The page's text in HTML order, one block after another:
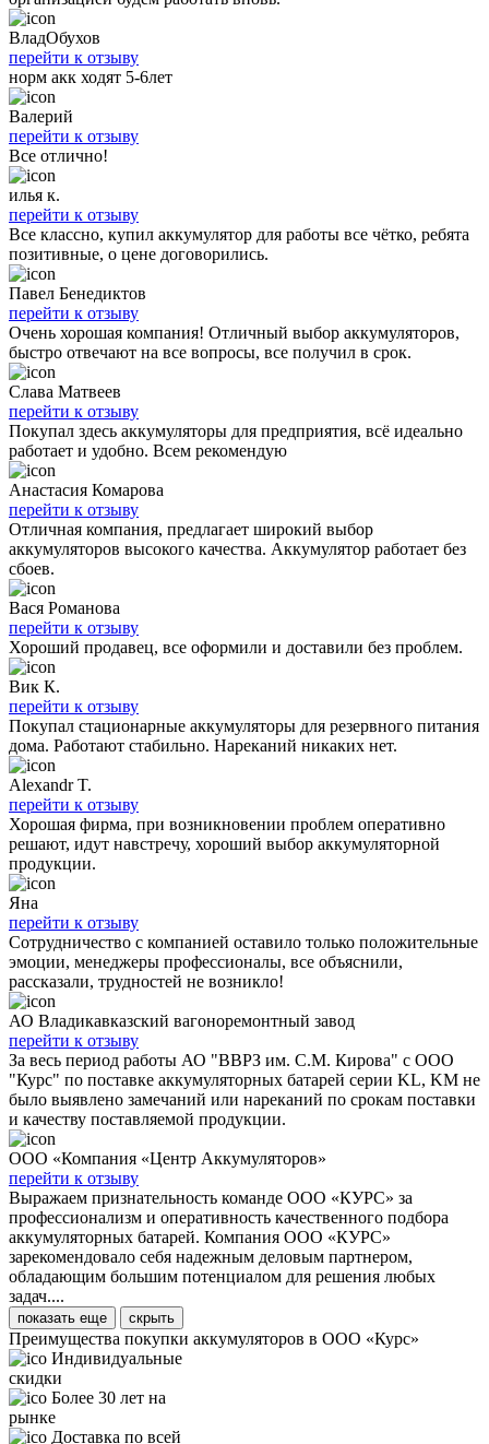
ВладОбухов
перейти к отзыву
норм акк ходят 5-6лет
Валерий
перейти к отзыву
Все отлично!
илья к.
перейти к отзыву
Все классно, купил аккумулятор для работы все чётко, ребята
позитивные, о цене договорились.
Павел Бенедиктов
перейти к отзыву
Очень хорошая компания! Отличный выбор аккумуляторов,
быстро отвечают на все вопросы, все получил в срок.
Слава Матвеев
перейти к отзыву
Покупал здесь аккумуляторы для предприятия, всё идеально
работает и удобно. Всем рекомендую
Анастасия Комарова
перейти к отзыву
Отличная компания, предлагает широкий выбор
аккумуляторов высокого качества. Аккумулятор работает без
сбоев.
Вася Романова
перейти к отзыву
Хороший продавец, все оформили и доставили без проблем.
Вик К.
перейти к отзыву
Покупал стационарные аккумуляторы для резервного питания
дома. Работают стабильно. Нареканий никаких нет.
Alexandr T.
перейти к отзыву
Хорошая фирма, при возникновении проблем оперативно
решают, идут навстречу, хороший выбор аккумуляторной
продукции.
Яна
перейти к отзыву
Сотрудничество с компанией оставило только положительные
эмоции, менеджеры профессионалы, все объяснили,
рассказали, трудностей не возникло!
АО Владикавказский вагоноремонтный завод
перейти к отзыву
За весь период работы АО "ВВРЗ им. С.М. Кирова" с ООО
"Курс" по поставке аккумуляторных батарей серии KL, KM не
было выявлено замечаний или нареканий по срокам поставки
и качеству поставляемой продукции.
ООО «Компания «Центр Аккумуляторов»
перейти к отзыву
Выражаем признательность команде ООО «КУРС» за
профессионализм и оперативность качественного подбора
аккумуляторных батарей. Компания ООО «КУРС»
зарекомендовало себя надежным деловым партнером,
обладающим большим потенциалом для решения любых
задач....
показать еще скрыть
Преимущества покупки аккумуляторов в ООО «Курс»
Индивидуальные
скидки
Более 30 лет на
рынке
Доставка по всей